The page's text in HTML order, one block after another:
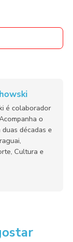
é colaborador
o
décadas e
Cultura e